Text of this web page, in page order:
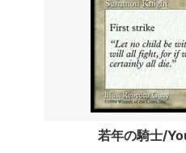
若年の騎士/